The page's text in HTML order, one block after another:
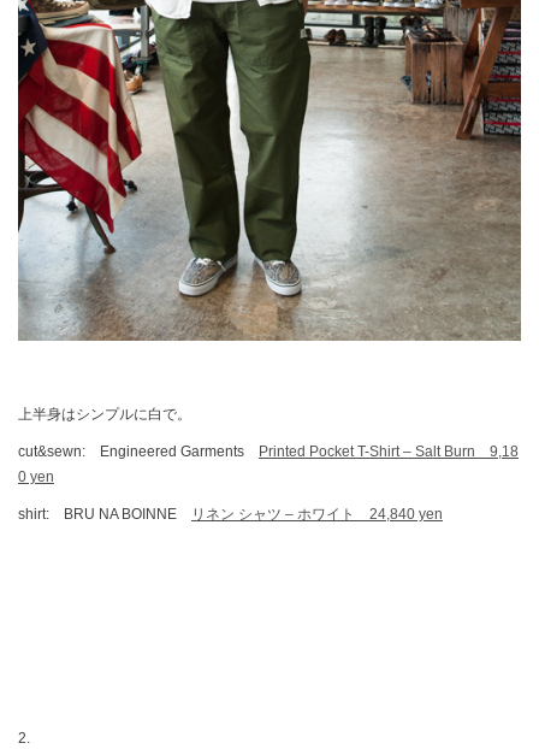
上半身はシンプルに白で。
cut&sewn: Engineered Garments
Printed Pocket T-Shirt – Salt Burn 9,18
0 yen
shirt: BRU NA BOINNE リネン シャツ – ホワイト 24,840 yen
2.